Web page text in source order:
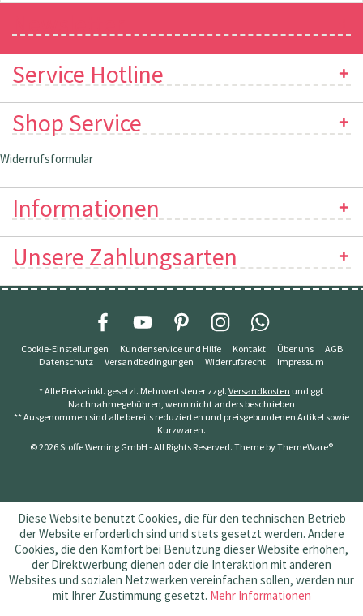
Service Hotline
Shop Service
Widerrufsformular
Informationen
Unsere Zahlungsarten
Cookie-Einstellungen Kundenservice und Hilfe Kontakt Über uns
AGB
Datenschutz
Versandbedingungen Widerrufsrecht Impressum
* Alle Preise inkl. gesetzl. Mehrwertsteuer zzgl. Versandkosten und ggf.
Nachnahmegebühren, wenn nicht anders beschrieben
** Ausgenommen sind alle bereits reduzierten und preisgebundenen Artikel sowie
Kurzwaren.
© 2026 Stoffe Werning GmbH - All Rights Reserved. Theme byThemeWare®
Diese Website benutzt Cookies, die für den technischen Betrieb
der Website erforderlich sind und stets gesetzt werden. Andere
Cookies, die den Komfort bei Benutzung dieser Website erhöhen,
der Direktwerbung dienen oder die Interaktion mit anderen
Websites und sozialen Netzwerken vereinfachen sollen, werden nur
mit Ihrer Zustimmung gesetzt. Mehr Informationen